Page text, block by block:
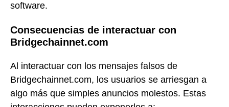
software.
Consecuencias de interactuar con
Bridgechainnet.com
Al interactuar con los mensajes falsos de
Bridgechainnet.com, los usuarios se arriesgan a
algo más que simples anuncios molestos. Estas